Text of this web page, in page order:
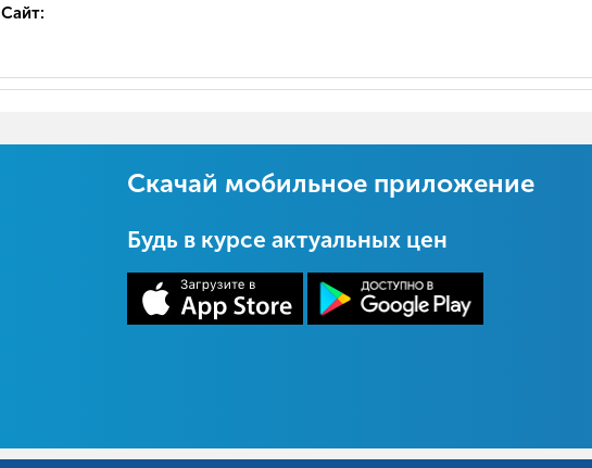
Сайт:
Скачай мобильное приложение
Будь в курсе актуальных цен